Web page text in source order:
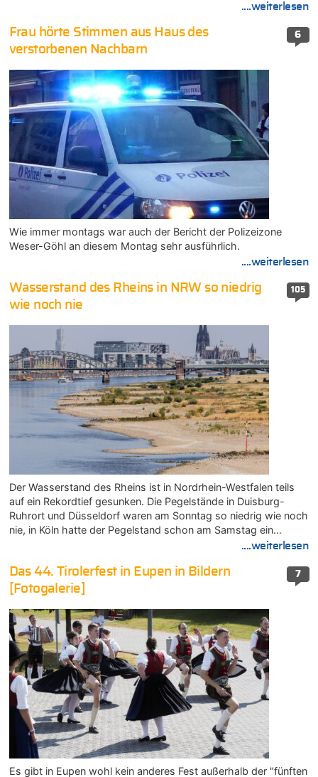
....weiterlesen
6
Frau hörte Stimmen aus Haus des
verstorbenen Nachbarn
Wie immer montags war auch der Bericht der Polizeizone
Weser-Göhl an diesem Montag sehr ausführlich.
....weiterlesen
105
Wasserstand des Rheins in NRW so niedrig
wie noch nie
Der Wasserstand des Rheins ist in Nordrhein-Westfalen teils
auf ein Rekordtief gesunken. Die Pegelstände in Duisburg-
Ruhrort und Düsseldorf waren am Sonntag so niedrig wie noch
nie, in Köln hatte der Pegelstand schon am Samstag ein…
....weiterlesen
7
Das 44. Tirolerfest in Eupen in Bildern
[Fotogalerie]
Es gibt in Eupen wohl kein anderes Fest außerhalb der "fünften